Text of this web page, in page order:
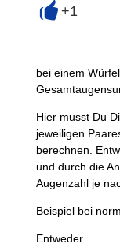
+1
bei einem
Hier musst Du
jeweiligen
berechnen.
und durch die
Augenzahl je
Beispiel bei
Entweder